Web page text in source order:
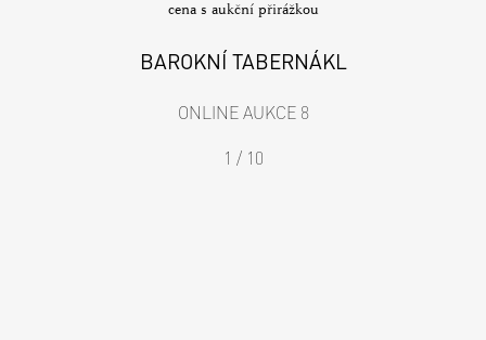
cena s aukční přirážkou
BAROKNÍ TABERNÁKL
ONLINE AUKCE 8
1 / 10